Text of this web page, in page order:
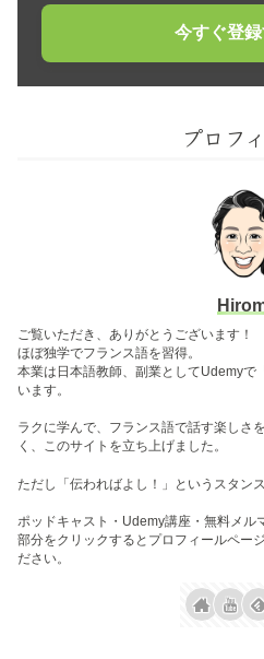
今すぐ登録
プロフ
ご覧いただき、ありがとうございます！
ほぼ独学でフランス語を習得。
本業は日本語教師、副業としてUdemyで
います。
ラクに学んで、フランス語で話す楽しさ
く、このサイトを立ち上げました。
ただし「伝わればよし！」というスタン
ポッドキャスト・Udemy講座・無料メ
部分をクリックするとプロフィールペー
ださい。